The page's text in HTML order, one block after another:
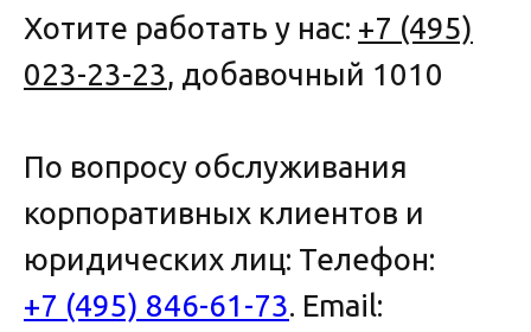
Хотите работать у нас: +7 (495)
023-23-23, добавочный 1010
По вопросу обслуживания
корпоративных клиентов и
юридических лиц: Телефон:
+7 (495) 846-61-73. Email: